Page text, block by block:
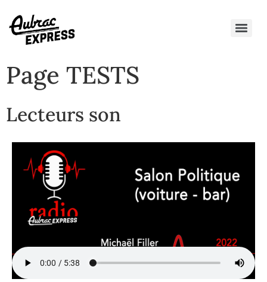
Page TESTS
Lecteurs son